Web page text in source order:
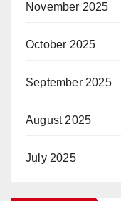
November 2025
October 2025
September 2025
August 2025
July 2025